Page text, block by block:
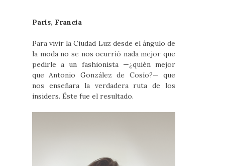
París, Francia
Para vivir la Ciudad Luz desde el ángulo de
la moda no se nos ocurrió nada mejor que
pedirle a un fashionista —¿quién mejor
que Antonio González de Cosío?— que
nos enseñara la verdadera ruta de los
insiders. Éste fue el resultado.